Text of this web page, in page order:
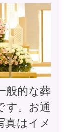
般的な葬
す。お通
真はイメ